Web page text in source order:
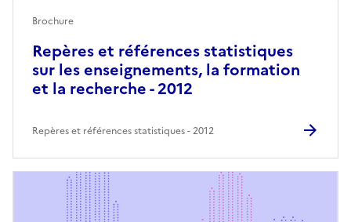
Repères et références statistiques
sur les enseignements, la formation
et la recherche - 2012
Brochure
Repères et références statistiques 2012